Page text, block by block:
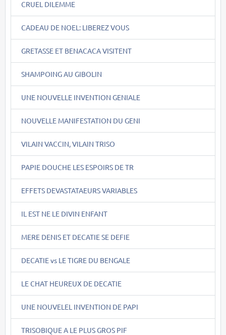
CRUEL DILEMME
CADEAU DE NOEL: LIBEREZ VOUS
GRETASSE ET BENACACA VISITENT
SHAMPOING AU GIBOLIN
UNE NOUVELLE INVENTION GENIALE
NOUVELLE MANIFESTATION DU GENI
VILAIN VACCIN, VILAIN TRISO
PAPIE DOUCHE LES ESPOIRS DE TR
EFFETS DEVASTATAEURS VARIABLES
IL EST NE LE DIVIN ENFANT
MERE DENIS ET DECATIE SE DEFIE
DECATIE vs LE TIGRE DU BENGALE
LE CHAT HEUREUX DE DECATIE
UNE NOUVELEL INVENTION DE PAPI
TRISOBIQUE A LE PLUS GROS PIF